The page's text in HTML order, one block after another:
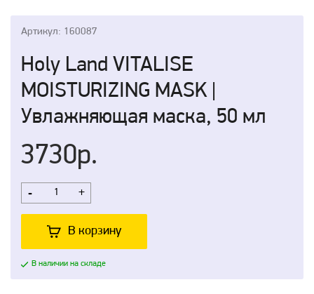
Артикул: 160087
Holy Land VITALISE
MOISTURIZING MASK |
Увлажняющая маска, 50 мл
3730р.
- +
В корзину
В наличии на складе